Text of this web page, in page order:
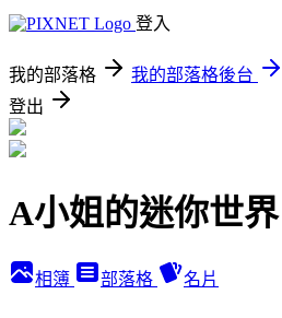
登入
我的部落格 我的部落格後台
登出
A小姐的迷你世界
相簿 部落格 名片